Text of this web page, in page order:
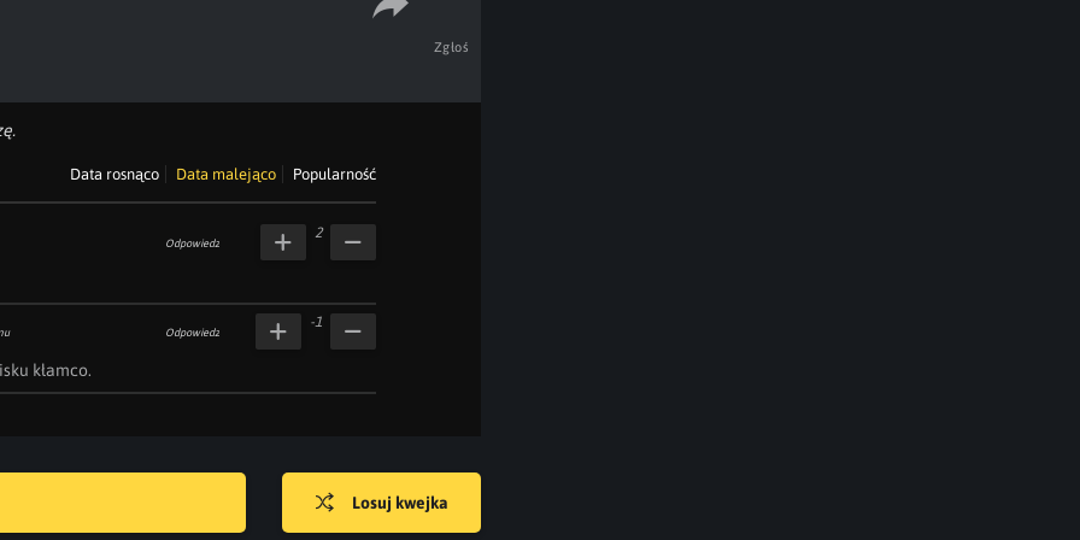
Zgłoś
Data rosnąco Data malejąco Popularność
Odpowiedz
2
Odpowiedz
kłamco.
-1
Losuj kwejka